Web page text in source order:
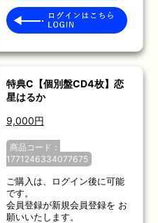
特典C【個別盤CD4枚】恋
星はるか
9,000円
商品コード：
1771246334077675
ご購入は、ログイン後に可能
です。
会員登録が新規会員登録を お
願いいたします。